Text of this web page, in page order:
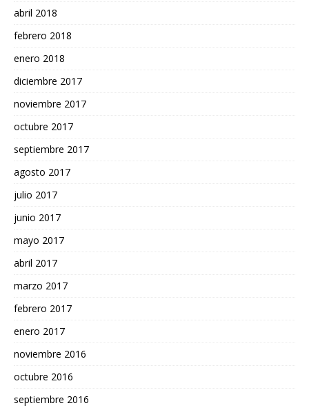
abril 2018
febrero 2018
enero 2018
diciembre 2017
noviembre 2017
octubre 2017
septiembre 2017
agosto 2017
julio 2017
junio 2017
mayo 2017
abril 2017
marzo 2017
febrero 2017
enero 2017
noviembre 2016
octubre 2016
septiembre 2016